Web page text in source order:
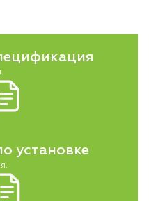
установке